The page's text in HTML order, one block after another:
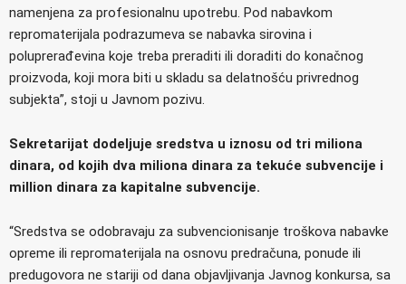
namenjena za profesionalnu upotrebu. Pod nabavkom
repromaterijala podrazumeva se nabavka sirovina i
poluprerađevina koje treba preraditi ili doraditi do konačnog
proizvoda, koji mora biti u skladu sa delatnošću privrednog
subjekta”, stoji u Javnom pozivu.
Sekretarijat dodeljuje sredstva u iznosu od tri miliona
dinara, od kojih dva miliona dinara za tekuće subvencije i
million dinara za kapitalne subvencije.
“Sredstva se odobravaju za subvencionisanje troškova nabavke
opreme ili repromaterijala na osnovu predračuna, ponude ili
predugovora ne stariji od dana objavljivanja Javnog konkursa, sa